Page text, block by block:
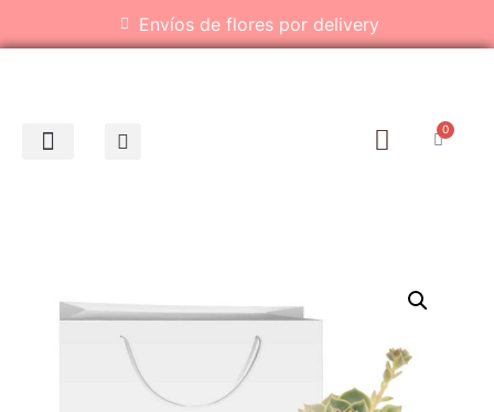
Envíos de flores por delivery
0